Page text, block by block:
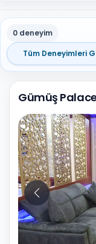
0 deneyim
Tüm Deneyimleri
Gümüş